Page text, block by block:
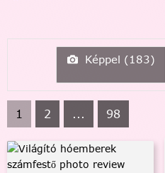
Képpel (183)
1 2 ... 98